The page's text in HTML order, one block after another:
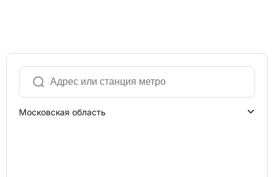
Московская область